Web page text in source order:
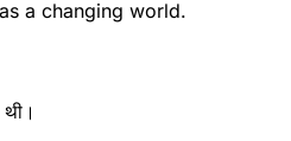
a changing world.